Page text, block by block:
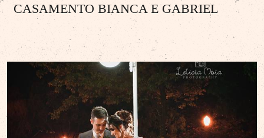
CASAMENTO BIANCA E GABRIEL